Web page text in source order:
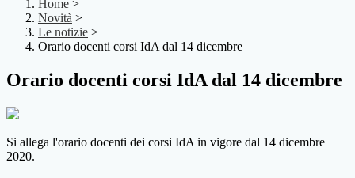
Home >
Novità >
Le notizie >
Orario docenti corsi IdA dal 14 dicembre
Orario docenti corsi IdA dal 14 dicembre
Si allega l'orario docenti dei corsi IdA in vigore dal 14 dicembre
2020.